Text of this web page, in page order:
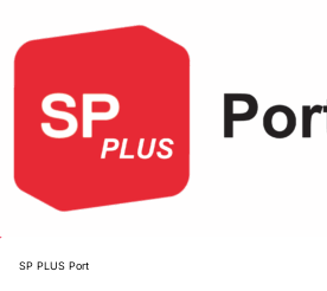
SP PLUS Port